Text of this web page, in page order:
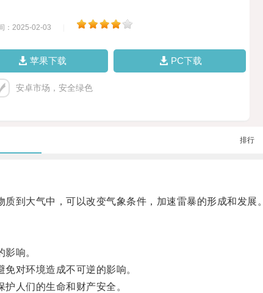
：2025-02-03
苹果下载 PC下载
安卓市场，安全绿色
排行
大气中，可以改变气象条件，加速雷暴的形成和发展。
响。
对环境造成不可逆的影响。
人们的生命和财产安全。